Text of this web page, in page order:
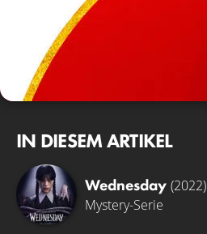
IN DIESEM ARTIKEL
Wednesday (2022)
Mystery-Serie